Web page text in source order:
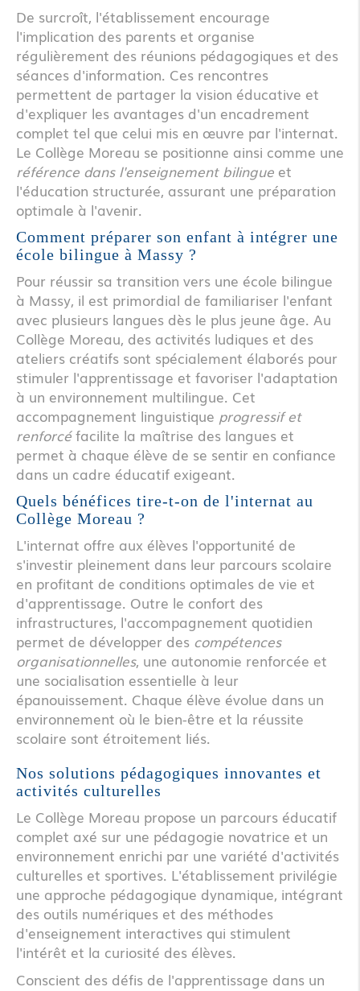
De surcroît, l'établissement encourage
l'implication des parents et organise
régulièrement des réunions pédagogiques et des
séances d'information. Ces rencontres
permettent de partager la vision éducative et
d'expliquer les avantages d'un encadrement
complet tel que celui mis en œuvre par l'internat.
Le Collège Moreau se positionne ainsi comme une
référence dans l'enseignement bilingue et
l'éducation structurée, assurant une préparation
optimale à l'avenir.
Comment préparer son enfant à intégrer une
école bilingue à Massy ?
Pour réussir sa transition vers une école bilingue
à Massy, il est primordial de familiariser l'enfant
avec plusieurs langues dès le plus jeune âge. Au
Collège Moreau, des activités ludiques et des
ateliers créatifs sont spécialement élaborés pour
stimuler l'apprentissage et favoriser l'adaptation
à un environnement multilingue. Cet
accompagnement linguistique progressif et
renforcéfacilite la maîtrise des langues et
permet à chaque élève de se sentir en confiance
dans un cadre éducatif exigeant.
Quels bénéfices tire-t-on de l'internat au
Collège Moreau ?
L'internat offre aux élèves l'opportunité de
s'investir pleinement dans leur parcours scolaire
en profitant de conditions optimales de vie et
d'apprentissage. Outre le confort des
infrastructures, l'accompagnement quotidien
permet de développer des compétences
organisationnelles, une autonomie renforcée et
une socialisation essentielle à leur
épanouissement. Chaque élève évolue dans un
environnement où le bien-être et la réussite
scolaire sont étroitement liés.
Nos solutions pédagogiques innovantes et
activités culturelles
Le Collège Moreau propose un parcours éducatif
complet axé sur une pédagogie novatrice et un
environnement enrichi par une variété d'activités
culturelles et sportives. L'établissement privilégie
une approche pédagogique dynamique, intégrant
des outils numériques et des méthodes
d'enseignement interactives qui stimulent
l'intérêt et la curiosité des élèves.
Conscient des défis de l'apprentissage dans un